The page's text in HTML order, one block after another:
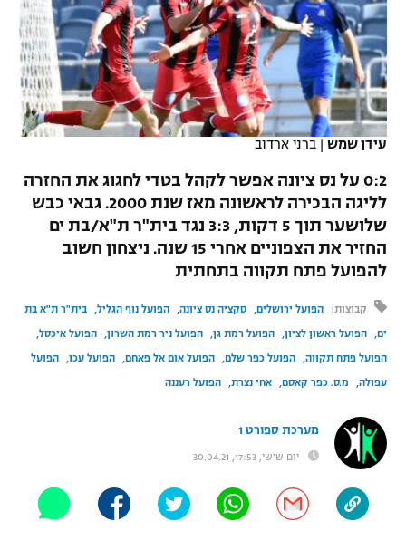
VOD
רץ ברשת
תוצאות
לוח שידורים
ברחבה
"מעל הליגה" – פודקאסט
"מחצית בשכונה" – פודקאסט
משתתפים וזוכים בפרסים
נבחרת ישראל
מכבי חיפה
בית"ר ירושלים
מכבי תל אביב
הפועל תל אביב
הפועל חיפה
מכבי נתניה
ליגה ספרדית
ליגה איטלקית
ליגה צרפתית
ליגה הולנדית
ליגה טורקית
ליגה סינית
ליגה ברזילאית
כדורסל נשים
מכבי תל אביב
הפועל חולון
הפועל ירושלים
דני אבדיה
יורוליג
יורוקאפ
טניס
כדוריד
כדורעף
שחייה
ג'ודו
אגרוף
ספורט אולימפי
UFC
אופניים
ספורט מוטורי
עידן שמש | ברני ארדוב
0:2 על נס ציונה אפשר לקהל בטדי לחגוג את החזרה
לליגה הבכירה לראשונה מאז שנת 2000. גבאי כבש
שלושער תוך 5 דקות, 3:3 נגד בית"ר ת"א/בת ים
החזיר את הצפוניים אחרי 15 שנה. ניצחון חשוב
להפועל פתח תקווה בתחתית
קבוצות: הפועל ירושלים סקציה נס ציונה הפועל נוף הגליל בית"ר ת"א בת
ים הפועל ראשון לציון הפועל רמת גן הפועל ניר רמת השרון הפועל איכסל
הפועל פתח תקווה הפועל כפר שלם הפועל אום אל פאחם הפועל עכו הפועל
עפולה מ.ס. כפר קאסם אחי נצרת הפועל רעננה
מערכת ספורט 1
יום שישי, 17:53, 30.04.21